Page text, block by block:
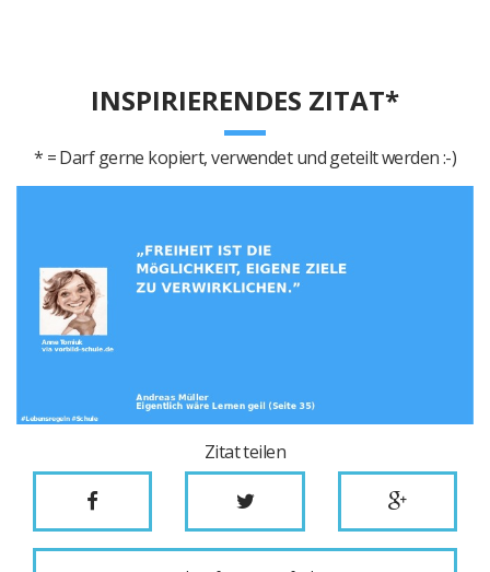
INSPIRIERENDES ZITAT*
* = Darf gerne kopiert, verwendet und geteilt werden :-)
Zitat teilen